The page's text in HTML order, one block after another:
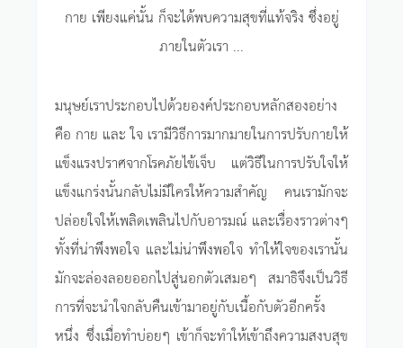
กาย เพียงแค่นั้น ก็จะได้พบความสุขที่แท้จริง ซึ่งอยู่
ภายในตัวเรา ...
มนุษย์เราประกอบไปด้วยองค์ประกอบหลักสองอย่าง
คือ กาย และ ใจ เรามีวิธีการมากมายในการปรับกายให้
แข็งแรงปราศจากโรคภัยไข้เจ็บ แต่วิธีในการปรับใจให้
แข็งแกร่งนั้นกลับไม่มีใครให้ความสำคัญ คนเรามักจะ
ปล่อยใจให้เพลิดเพลินไปกับอารมณ์ และเรื่องราวต่างๆ
ทั้งที่น่าพึงพอใจ และไม่น่าพึงพอใจ ทำให้ใจของเรานั้น
มักจะล่องลอยออกไปสู่นอกตัวเสมอๆ สมาธิจึงเป็นวิธี
การที่จะนำใจกลับคืนเข้ามาอยู่กับเนื้อกับตัวอีกครั้ง
หนึ่ง ซึ่งเมื่อทำบ่อยๆ เข้าก็จะทำให้เข้าถึงความสงบสุข